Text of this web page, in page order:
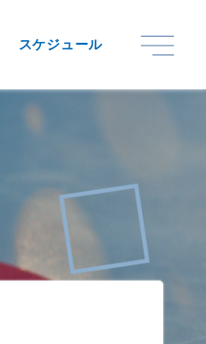
スケジュール